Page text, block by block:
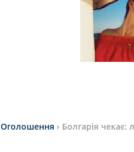
Оголошення › Болгарія чекає: